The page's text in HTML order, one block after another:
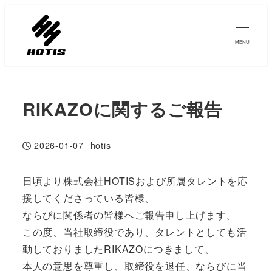
MENU
RIKAZOに関するご報告
投稿日
2026-01-07
著
hotis
日頃より株式会社HOTISおよび所属タレントを応
援してくださっている皆様、
ならびに関係者の皆様へご報告申し上げます。
この度、当社取締役であり、タレントとしても活
動しておりましたRIKAZOにつきまして、
本人の意思を尊重し、取締役を退任、ならびに当